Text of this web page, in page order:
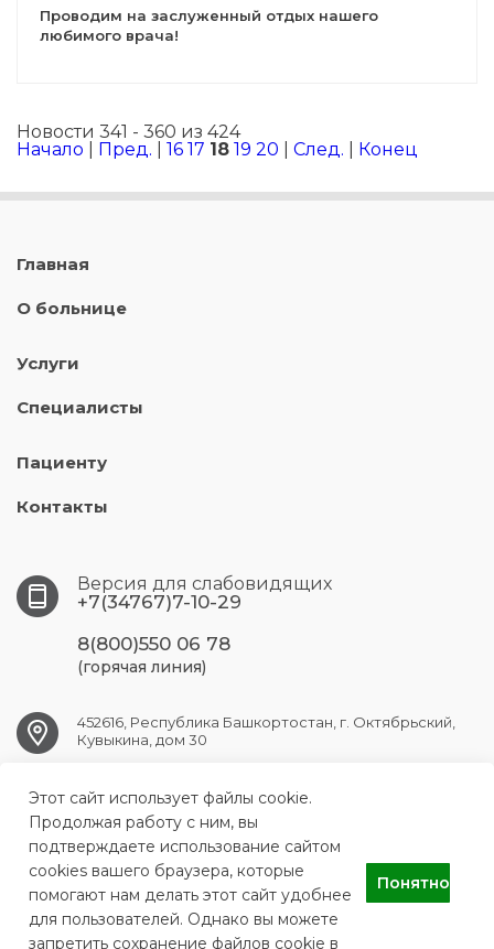
Проводим на заслуженный отдых нашего
любимого врача!
Новости 341 - 360 из 424
Начало
Пред. 16 17 18 19 20 След. Конец
Главная
О больнице
Услуги
Специалисты
Пациенту
Контакты
Версия для слабовидящих
+7(34767)7-10-29
8(800)550 06 78
(горячая линия)
452616, Республика Башкортостан, г. Октябрьский,
Кувыкина, дом 30
OKT.GB1@doctorrb.ru
ГБУЗ РБ Городская больница №1 г.Октябрьский
Этот сайт использует файлы cookie.
Продолжая работу с ним, вы
подтверждаете использование сайтом
cookies вашего браузера, которые
помогают нам делать этот сайт удобнее
для пользователей. Однако вы можете
запретить сохранение файлов cookie в
Понятно